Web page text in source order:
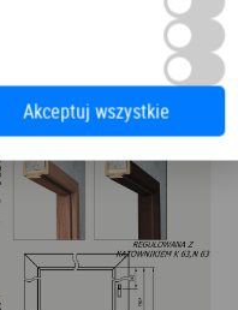
Akceptuj wszystkie